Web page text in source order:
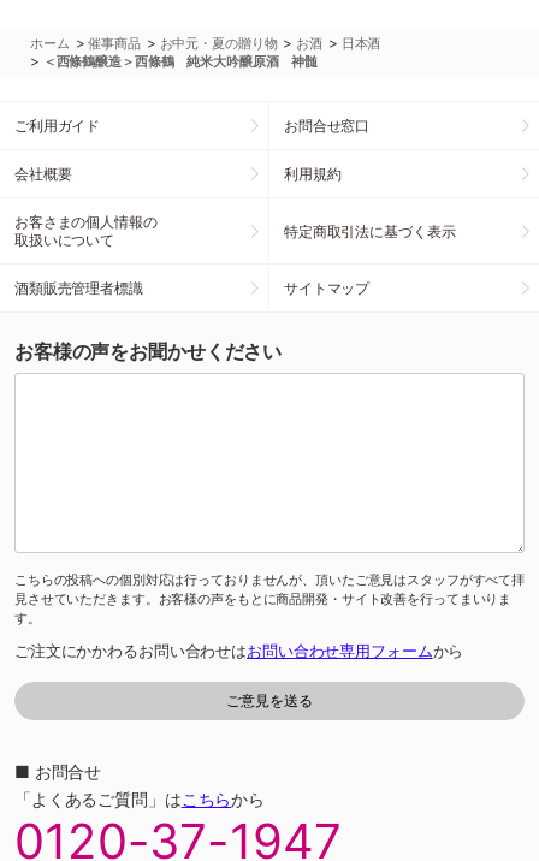
ホーム >催事商品 > お中元・夏の贈り物 > お酒 > 日本酒
> ＜西條鶴醸造＞西條鶴 純米大吟醸原酒 神髄
ご利用ガイド お問合せ窓口
会社概要 利用規約
お客さまの個人情報の
取扱いについて
特定商取引法に基づく表示
酒類販売管理者標識 サイトマップ
お客様の声をお聞かせください
こちらの投稿への個別対応は行っておりませんが、頂いたご意見はスタッフがすべて拝
見させていただきます。お客様の声をもとに商品開発・サイト改善を行ってまいりま
す。
ご注文にかかわるお問い合わせはお問い合わせ専用フォームから
■ お問合せ
「よくあるご質問」はこちらから
0120-37-1947